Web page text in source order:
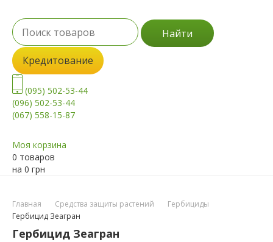
Найти
Кредитование
(095) 502-53-44
(096) 502-53-44
(067) 558-15-87
Моя корзина
0 товаров
на 0 грн
Главная Средства защиты растений
Гербициды
Гербицид Зеагран
Гербицид Зеагран